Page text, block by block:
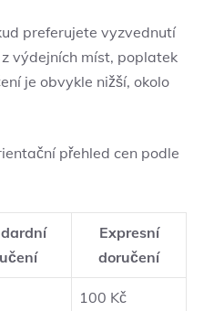
preferujete vyzvednutí
výdejních míst, poplatek
je obvykle⁤ nižší, okolo​
přehled cen podle
Expresní⁢
doručení
100 Kč